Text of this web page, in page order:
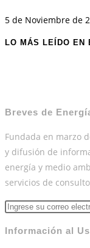
5 de Noviembre de
LO MÁS LEÍDO EN
Breves de
Fundada en marzo
y difusión de
energía y medio
servicios de
Información al